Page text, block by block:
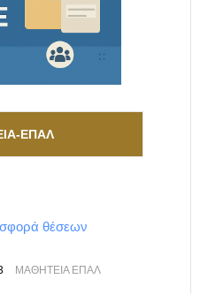
ΕΠΑΛ
θέσεων
ΜΑΘΗΤΕΊΑ ΕΠΑΛ